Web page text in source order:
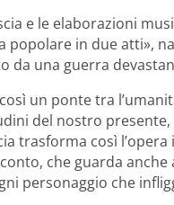
e le elaborazioni
popolare in due atti»,
da una guerra
un ponte tra
del nostro
trasforma così
che guarda
personaggio che